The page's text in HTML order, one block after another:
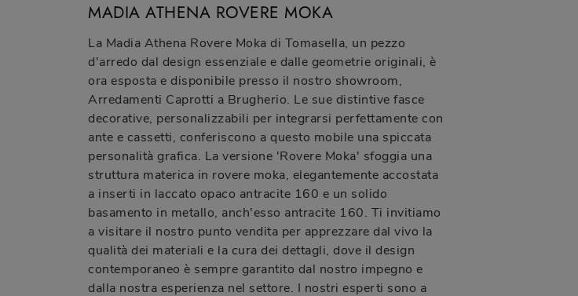
MADIA ATHENA ROVERE MOKA
La Madia Athena Rovere Moka di Tomasella, un pezzo
d'arredo dal design essenziale e dalle geometrie originali, è
ora esposta e disponibile presso il nostro showroom,
Arredamenti Caprotti a Brugherio. Le sue distintive fasce
decorative, personalizzabili per integrarsi perfettamente con
ante e cassetti, conferiscono a questo mobile una spiccata
personalità grafica. La versione 'Rovere Moka' sfoggia una
struttura materica in rovere moka, elegantemente accostata
a inserti in laccato opaco antracite 160 e un solido
basamento in metallo, anch'esso antracite 160. Ti invitiamo
a visitare il nostro punto vendita per apprezzare dal vivo la
qualità dei materiali e la cura dei dettagli, dove il design
contemporaneo è sempre garantito dal nostro impegno e
dalla nostra esperienza nel settore. I nostri esperti sono a